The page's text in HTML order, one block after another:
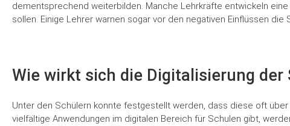
dementsprechend weiterbilden. Manche Lehrkräfte entwickeln
sollen. Einige Lehrer warnen sogar vor den negativen Einflüssen
Wie wirkt sich die Digitalisierung der
Unter den Schülern konnte festgestellt werden, dass diese oft
vielfältige Anwendungen im digitalen Bereich für Schulen gibt,